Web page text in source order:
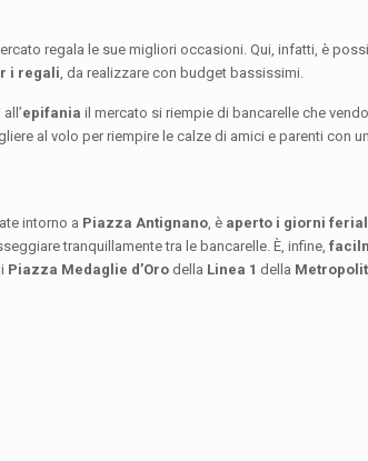
regala le sue migliori occasioni. Qui, infatti, è
i regali, da realizzare con budget bassissimi.
epifania il mercato si riempie di bancarelle che
al volo per riempire le calze di amici e parenti
intorno a Piazza Antignano, è aperto i giorni
tranquillamente tra le bancarelle. È, infine,
Piazza Medaglie d’Orodella Linea 1 della